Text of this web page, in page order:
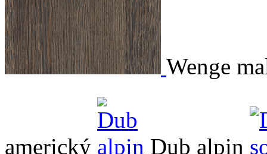
Wenge
americký Dub alpin